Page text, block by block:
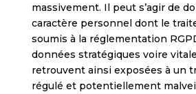
massivement. Il peut s’agir de
caractère personnel dont le
soumis à la réglementation
données stratégiques voire
retrouvent ainsi exposées à un
régulé et potentiellement